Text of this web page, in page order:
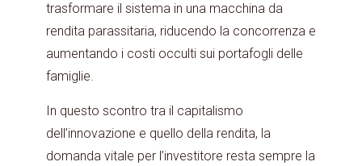
trasformare il sistema in una macchina da
rendita parassitaria, riducendo la concorrenza e
aumentando i costi occulti sui portafogli delle
famiglie.
In questo scontro tra il capitalismo
dell’innovazione e quello della rendita, la
domanda vitale per l’investitore resta sempre la